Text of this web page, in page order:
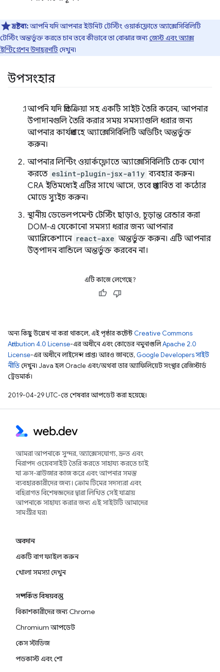
দ্রষ্টব্য:আপনি যদি আপনার ইউনিট টেস্টিং ওয়ার্কফ্লোতে অ্যাক্সেসিবিলিটি
টেস্টিং অন্তর্ভুক্ত করতে চান তবে কীভাবে তা বোঝার জন্যজেস্ট এবং অ্যাক্স
ইন্টিগ্রেশন উদাহরণটিদেখুন৷
উপসংহার
আপনি যদি প্রতিক্রিয়া সহ একটি সাইট তৈরি করেন, আপনার
উপাদানগুলি তৈরি করার সময় সমস্যাগুলি ধরার জন্য
আপনার কার্যপ্রবাহে অ্যাক্সেসিবিলিটি অডিটিং অন্তর্ভুক্ত
করুন।
আপনার লিন্টিং ওয়ার্কফ্লোতে অ্যাক্সেসিবিলিটি চেক যোগ
করতে eslint-plugin-jsx-a11y ব্যবহার করুন।
CRA ইতিমধ্যেই এটির সাথে আসে, তবে প্রস্তাবিত বা কঠোর
মোডে স্যুইচ করুন।
স্থানীয় ডেভেলপমেন্ট টেস্টিং ছাড়াও, চূড়ান্ত রেন্ডার করা
DOM-এ যেকোনো সমস্যা ধরার জন্য আপনার
অ্যাপ্লিকেশানে react-axe অন্তর্ভুক্ত করুন। এটি আপনার
উত্পাদন বান্ডিলে অন্তর্ভুক্ত করবেন না।
এটি কাজে লেগেছে?
অন্য কিছু উল্লেখ না করা থাকলে, এই পৃষ্ঠার কন্টেন্ট Creative Commons
Attribution 4.0 License-এর অধীনে এবং কোডের নমুনাগুলিApache 2.0
License-এর অধীনে লাইসেন্স প্রাপ্ত। আরও জানতে, Google Developers সাইট
নীতিদেখুন। Java হল Oracle এবং/অথবা তার অ্যাফিলিয়েট সংস্থার রেজিস্টার্ড
ট্রেডমার্ক।
2019-04-29 UTC-তে শেষবার আপডেট করা হয়েছে।
আমরা আপনাকে সুন্দর, অ্যাক্সেসযোগ্য, দ্রুত এবং
নিরাপদ ওয়েবসাইট তৈরি করতে সাহায্য করতে চাই
যা ক্রস-ব্রাউজার কাজ করে এবং আপনার সমস্ত
ব্যবহারকারীদের জন্য। ক্রোম টিমের সদস্যরা এবং
বহিরাগত বিশেষজ্ঞদের দ্বারা লিখিত সেই যাত্রায়
আপনাকে সাহায্য করার জন্য এই সাইটটি আমাদের
সামগ্রীর ঘর৷
অবদান
একটি বাগ ফাইল করুন
খোলা সমস্যা দেখুন
সম্পর্কিত বিষয়বস্তু
বিকাশকারীদের জন্য Chrome
Chromium আপডেট
কেস স্টাডিজ
পডকাস্ট এবং শো